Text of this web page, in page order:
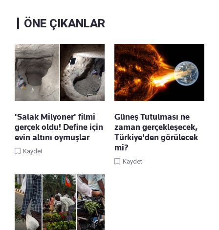
ÖNE ÇIKANLAR
'Salak Milyoner' filmi
gerçek oldu! Define için
evin altını oymuşlar
Kaydet
Güneş Tutulması ne
zaman gerçekleşecek,
Türkiye'den görülecek
mi?
Kaydet